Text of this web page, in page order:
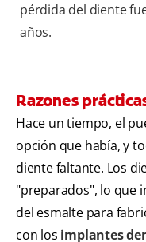
pérdida del diente
años.
Razones
Hace un tiempo, el
opción que había, y
diente faltante. Los
"preparados", lo que
del esmalte para
con los implantes